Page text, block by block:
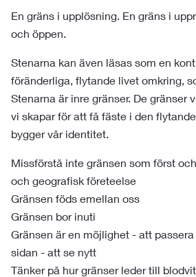
En gräns i upplösning. En gräns i
och öppen.
Stenarna kan även läsas som en
föränderliga, flytande livet omkring,
Stenarna är inre gränser. De gränser
vi skapar för att få fäste i den
bygger vår identitet.
Missförstå inte gränsen som först
och geografisk företeelse
Gränsen föds emellan oss
Gränsen bor inuti
Gränsen är en möjlighet - att
sidan - att se nytt
Tänker på hur gränser leder till